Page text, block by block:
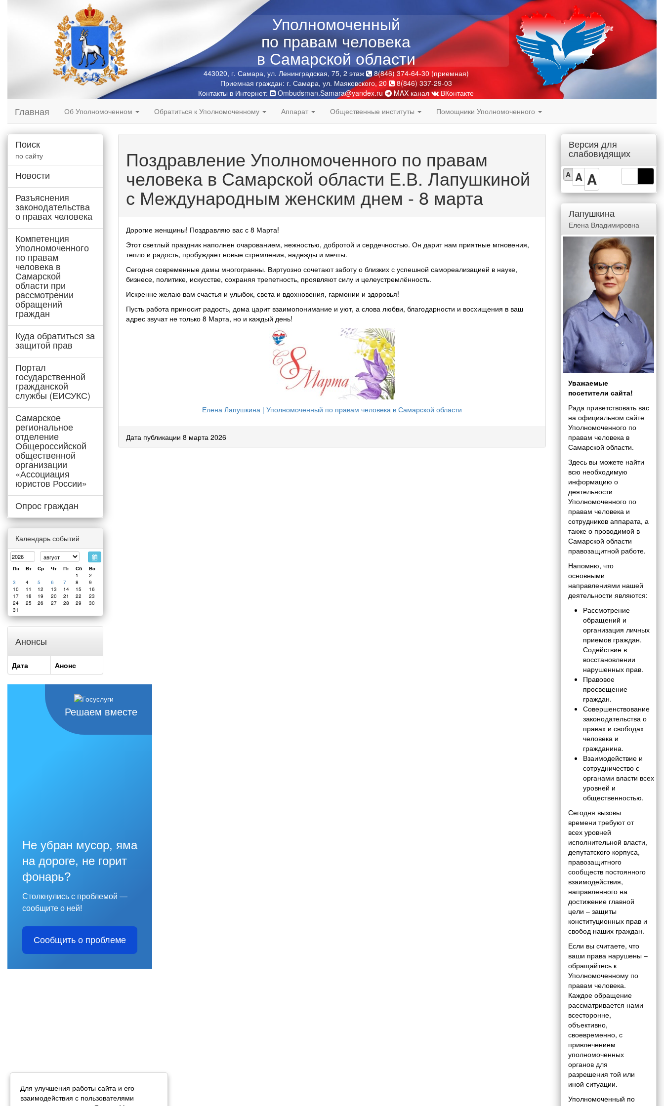
Уполномоченный
по правам человека
в Самарской области
443020, г. Самара, ул. Ленинградская, 75, 2 этаж
8(846) 374-64-30 (приемная)
Приемная граждан: г. Самара, ул. Маяковского, 20
8(846) 337-29-03
Контакты в Интернет:
Ombudsman.Samara@yandex.ru MAX канал ВКонтакте
Главная Об Уполномоченном Обратиться к Уполномоченному Аппарат Общественные институты Помощники Уполномоченного
Поиск
по сайту
Новости
Разъяснения
законодательства
о правах человека
Компетенция
Уполномоченного
по правам
человека в
Самарской
области при
рассмотрении
обращений
граждан
Куда обратиться за
защитой прав
Портал
государственной
гражданской
службы (ЕИСУКС)
Самарское
региональное
отделение
Общероссийской
общественной
организации
«Ассоциация
юристов России»
Опрос граждан
Календарь событий
Пн Вт Ср Чт Пт Сб
Вс
1
2
3
4 5 6 7 8
9
10
11 12 13 14 15
16
17
18 19 20 21 22
23
24
25 26 27 28 29
30
31
Анонсы
Дата Анонс
Решаем вместе
Не убран мусор, яма
на дороге, не горит
фонарь?
Столкнулись с проблемой —
сообщите о ней!
Сообщить о проблеме
Поздравление Уполномоченного по правам
человека в Самарской области Е.В. Лапушкиной
с Международным женским днем - 8 марта
Дорогие женщины! Поздравляю вас с 8 Марта!
Этот светлый праздник наполнен очарованием, нежностью, добротой и сердечностью. Он дарит нам приятные мгновения,
тепло и радость, пробуждает новые стремления, надежды и мечты.
Сегодня современные дамы многогранны. Виртуозно сочетают заботу о близких с успешной самореализацией в науке,
бизнесе, политике, искусстве, сохраняя трепетность, проявляют силу и целеустремлённость.
Искренне желаю вам счастья и улыбок, света и вдохновения, гармонии и здоровья!
Пусть работа приносит радость, дома царит взаимопонимание и уют, а слова любви, благодарности и восхищения в ваш
адрес звучат не только 8 Марта, но и каждый день!
Елена Лапушкина | Уполномоченный по правам человека в Самарской области
Дата публикации 8 марта 2026
Версия для
слабовидящих
A A A
Лапушкина
Елена Владимировна
Уважаемые
посетители сайта!
Рада приветствовать вас
на официальном сайте
Уполномоченного по
правам человека в
Самарской области.
Здесь вы можете найти
всю необходимую
информацию о
деятельности
Уполномоченного по
правам человека и
сотрудников аппарата, а
также о проводимой в
Самарской области
правозащитной работе.
Напомню, что
основными
направлениями нашей
деятельности являются:
Рассмотрение
обращений и
организация личных
приемов граждан.
Содействие в
восстановлении
нарушенных прав.
Правовое
просвещение
граждан.
Совершенствование
законодательства о
правах и свободах
человека и
гражданина.
Взаимодействие и
сотрудничество с
органами власти всех
уровней и
общественностью.
Сегодня вызовы
времени требуют от
всех уровней
исполнительной власти,
депутатского корпуса,
правозащитного
сообществ постоянного
взаимодействия,
направленного на
достижение главной
цели – защиты
конституционных прав и
свобод наших граждан.
Если вы считаете, что
ваши права нарушены –
обращайтесь к
Уполномоченному по
правам человека.
Каждое обращение
рассматривается нами
всесторонне,
объективно,
своевременно, с
привлечением
уполномоченных
органов для
разрешения той или
иной ситуации.
Уполномоченный по
Для улучшения работы сайта и его
взаимодействия с пользователями